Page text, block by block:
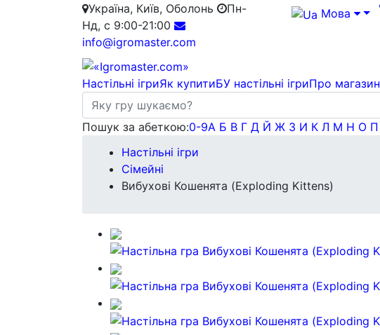
Україна, Київ, Оболонь
Пн-
Нд, с 9:00-21:00
info@igromaster.com
Мова
Настільні ігриЯк купитиБУ настільні ігриПро магазин
Пошук за абеткою:0-9А Б В Г Д Й Ж З И К Л М Н О П
Настільні ігри
Сімейні
Вибухові Кошенята (Exploding Kittens)